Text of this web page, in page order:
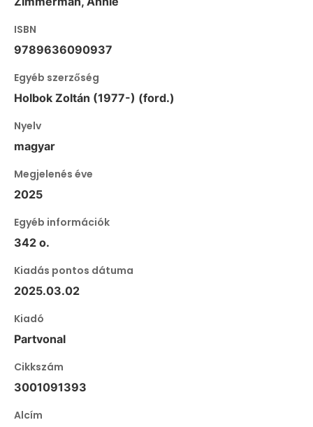
ISBN
9789636090937
Egyéb szerzőség
Holbok Zoltán (1977-) (ford.)
Nyelv
magyar
Megjelenés éve
2025
Egyéb információk
342 o.
Kiadás pontos dátuma
2025.03.02
Kiadó
Partvonal
Cikkszám
3001091393
Alcím